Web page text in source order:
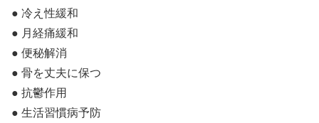
● 冷え性緩和
● 月経痛緩和
● 便秘解消
● 骨を丈夫に保つ
● 抗鬱作用
● 生活習慣病予防